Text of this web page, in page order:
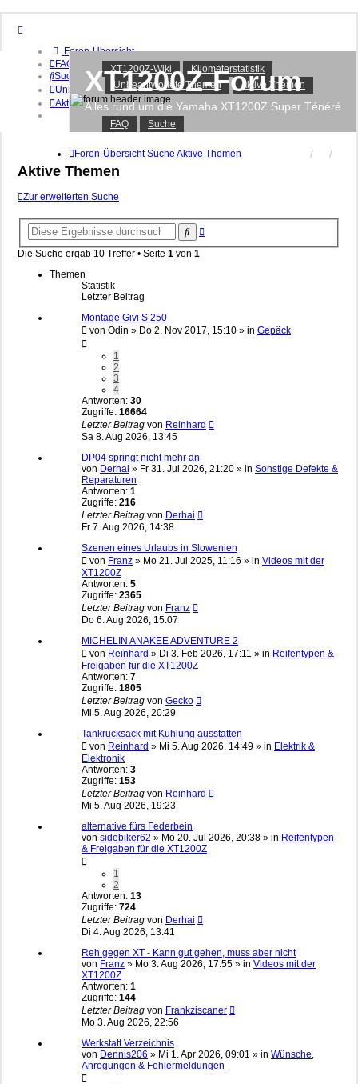
Foren-Übersicht
FAQ
Suche
Unbeantwortete Themen
Aktive Themen
Registrieren
XT1200Z-Wiki
Kilometerstatistik
Unbeantwortete Themen
Aktive Themen
XT1200Z-Forum
Alles rund um die Yamaha XT1200Z Super Ténéré
FAQ Suche
Foren-Übersicht Suche Aktive Themen
Aktive Themen
Zur erweiterten Suche
Suche
Suche
Die Suche ergab 10 Treffer • Seite 1 von 1
Themen
Statistik
Letzter Beitrag
Montage Givi S 250
von Odin » Do 2. Nov 2017, 15:10 » in Gepäck
1
2
3
4
Antworten: 30
Zugriffe: 16664
Letzter Beitrag von Reinhard
Sa 8. Aug 2026, 13:45
DP04 springt nicht mehr an
von Derhai » Fr 31. Jul 2026, 21:20 » in Sonstige Defekte &
Reparaturen
Antworten: 1
Zugriffe: 216
Letzter Beitrag von Derhai
Fr 7. Aug 2026, 14:38
Szenen eines Urlaubs in Slowenien
von Franz » Mo 21. Jul 2025, 11:16 » in Videos mit der
XT1200Z
Antworten: 5
Zugriffe: 2365
Letzter Beitrag von Franz
Do 6. Aug 2026, 15:07
MICHELIN ANAKEE ADVENTURE 2
von Reinhard » Di 3. Feb 2026, 17:11 » in Reifentypen &
Freigaben für die XT1200Z
Antworten: 7
Zugriffe: 1805
Letzter Beitrag von Gecko
Mi 5. Aug 2026, 20:29
Tankrucksack mit Kühlung ausstatten
von Reinhard » Mi 5. Aug 2026, 14:49 » in Elektrik &
Elektronik
Antworten: 3
Zugriffe: 153
Letzter Beitrag von Reinhard
Mi 5. Aug 2026, 19:23
alternative fürs Federbein
von sidebiker62 » Mo 20. Jul 2026, 20:38 » in Reifentypen
& Freigaben für die XT1200Z
1
2
Antworten: 13
Zugriffe: 724
Letzter Beitrag von Derhai
Di 4. Aug 2026, 13:41
Reh gegen XT - Kann gut gehen, muss aber nicht
von Franz » Mo 3. Aug 2026, 17:55 » in Videos mit der
XT1200Z
Antworten: 1
Zugriffe: 144
Letzter Beitrag von Frankziscaner
Mo 3. Aug 2026, 22:56
Werkstatt Verzeichnis
von Dennis206 » Mi 1. Apr 2026, 09:01 » in Wünsche,
Anregungen & Fehlermeldungen